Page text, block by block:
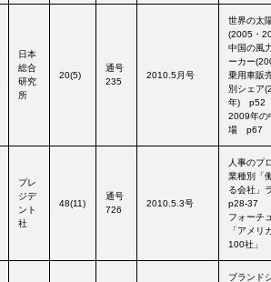
日本
総合
研究
所
20(5)
通号
235
2010.5月号
世界の太
(2005・
中国の風
ーカー
乗用車販
別シェア
年) p52
2009年の
場 p67
プレ
ジデ
ント
社
48(11)
通号
726
2010.5.3号
人事のプ
業種別「
る会社
p28-37
フォーチ
「アメリ
100社」
ブランド